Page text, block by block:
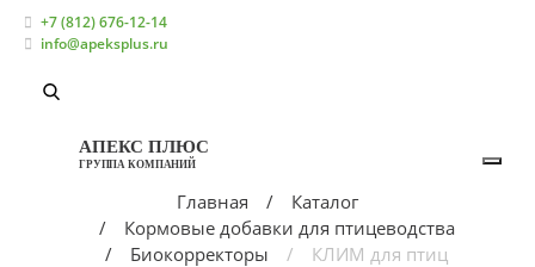
+7 (812) 676-12-14
info@apeksplus.ru
АПЕКС ПЛЮС
ГРУППА КОМПАНИЙ
Главная
Каталог
Кормовые добавки для птицеводства
Биокорректоры
КЛИМ для птиц